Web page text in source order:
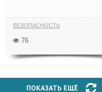
БЕЗОПАСНОСТЬ
76
ПОКАЗАТЬ ЕЩЁ